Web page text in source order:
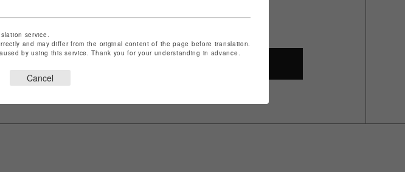
こちら
service.
and may differ from the original content of the page before translation.
by using this service. Thank you for your understanding in advance.
Cancel